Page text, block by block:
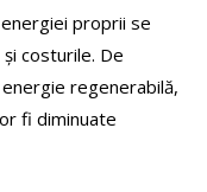
proprii se
costurile. De
regenerabilă,
fi diminuate